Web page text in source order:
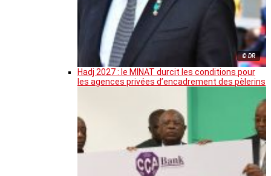
© DR
Hadj 2027 : le MINAT durcit les conditions pour
les agences privées d’encadrement des pèlerins